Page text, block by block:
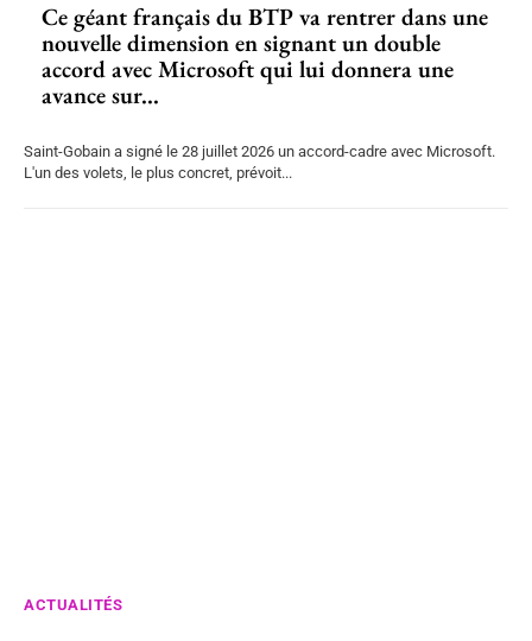
Ce géant français du BTP va rentrer dans une
nouvelle dimension en signant un double
accord avec Microsoft qui lui donnera une
avance sur...
Saint-Gobain a signé le 28 juillet 2026 un accord-cadre avec Microsoft.
L'un des volets, le plus concret, prévoit...
ACTUALITÉS